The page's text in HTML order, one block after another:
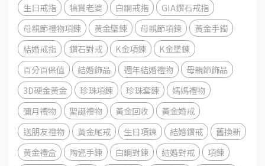
生日戒指 犒賞老婆 白鋼戒指
GIA鑽石戒指
母親節禮物項鍊
黃金墜鍊 母親節項鍊
黃金手鐲
結婚戒指
鑽石對戒 K金項鍊
K金墜鍊
百分百保值
結婚飾品 週年結婚禮物
母親節飾品
3D硬金黃金
珍珠項鍊 珍珠套鍊
媽媽禮物
彌月禮物
聖誕禮物 黃金回收
黃金婚戒
送朋友禮物
黃金尾戒 生日項鍊 結婚鑽戒
舊換新
黃金禮盒
陶瓷手鍊 白鋼對鍊 結婚對戒
項鍊